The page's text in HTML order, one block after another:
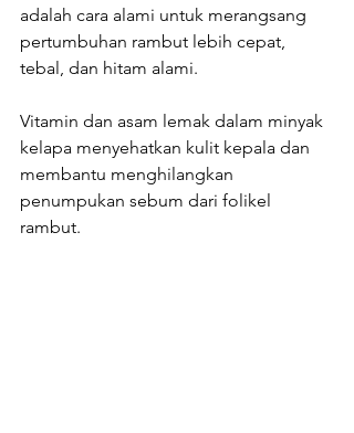
adalah cara alami untuk merangsang
pertumbuhan rambut lebih cepat,
tebal, dan hitam alami.
Vitamin dan asam lemak dalam minyak
kelapa menyehatkan kulit kepala dan
membantu menghilangkan
penumpukan sebum dari folikel
rambut.